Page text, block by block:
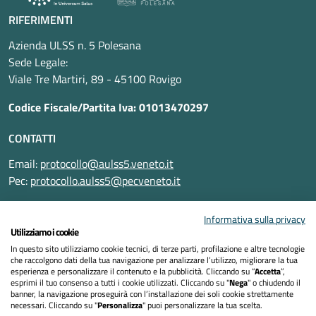
RIFERIMENTI
Azienda ULSS n. 5 Polesana
Sede Legale:
Viale Tre Martiri, 89 - 45100 Rovigo
Codice Fiscale/Partita Iva: 01013470297
CONTATTI
Email: protocollo@aulss5.veneto.it
Pec: protocollo.aulss5@pecveneto.it
Informativa privacy
Dichiarazione di accessibilità
Informativa sulla privacy
Utilizziamo i cookie
In questo sito utilizziamo cookie tecnici, di terze parti, profilazione e altre tecnologie
che raccolgono dati della tua navigazione per analizzare l’utilizzo, migliorare la tua
esperienza e personalizzare il contenuto e la pubblicità. Cliccando su “Accetta”,
esprimi il tuo consenso a tutti i cookie utilizzati. Cliccando su "Nega" o chiudendo il
banner, la navigazione proseguirà con l’installazione dei soli cookie strettamente
necessari. Cliccando su "Personalizza" puoi personalizzare la tua scelta.